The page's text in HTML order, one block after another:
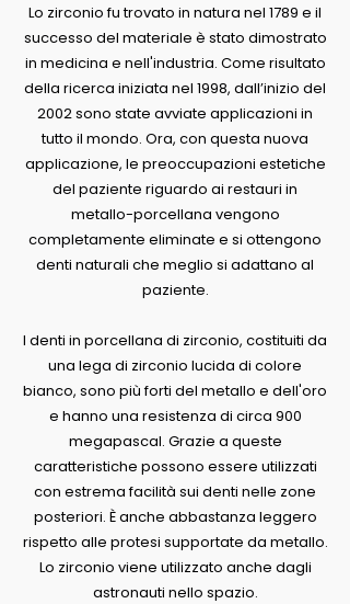
Lo zirconio fu trovato in natura nel 1789 e il
successo del materiale è stato dimostrato
in medicina e nell'industria. Come risultato
della ricerca iniziata nel 1998, dall’inizio del
2002 sono state avviate applicazioni in
tutto il mondo. Ora, con questa nuova
applicazione, le preoccupazioni estetiche
del paziente riguardo ai restauri in
metallo-porcellana vengono
completamente eliminate e si ottengono
denti naturali che meglio si adattano al
paziente.
I denti in porcellana di zirconio, costituiti da
una lega di zirconio lucida di colore
bianco, sono più forti del metallo e dell'oro
e hanno una resistenza di circa 900
megapascal. Grazie a queste
caratteristiche possono essere utilizzati
con estrema facilità sui denti nelle zone
posteriori. È anche abbastanza leggero
rispetto alle protesi supportate da metallo.
Lo zirconio viene utilizzato anche dagli
astronauti nello spazio.